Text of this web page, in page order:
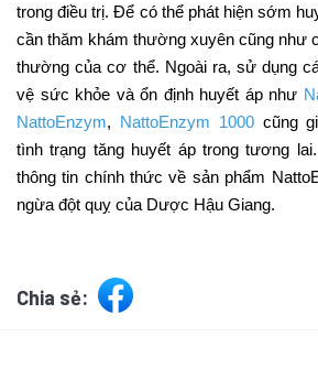
trong điều trị. Để có thể phát hiện sớm
cần thăm khám thường xuyên cũng như
thường của cơ thể. Ngoài ra, sử dụng
vệ sức khỏe và ổn định huyết áp như
NattoEnzym, NattoEnzym 1000cũng
tình trạng tăng huyết áp trong tương
thông tin chính thức về sản phẩm
ngừa đột quỵ của Dược Hậu Giang.
Chia sẻ: